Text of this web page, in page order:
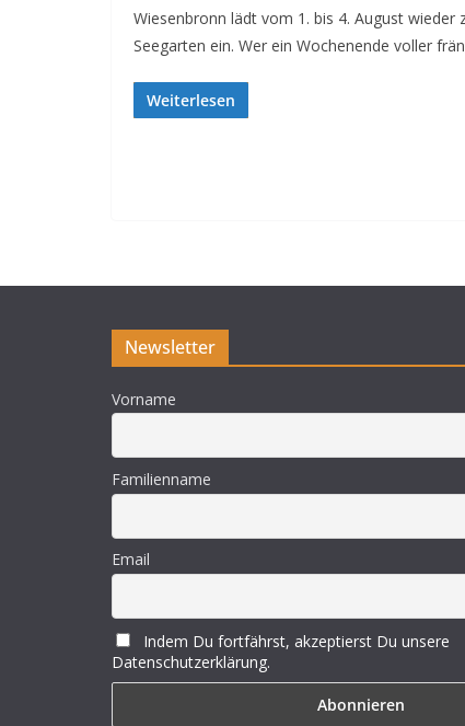
Wiesenbronn lädt vom 1. bis 4. August wieder
Seegarten ein. Wer ein Wochenende voller
Weiterlesen
Newsletter
Vorname
Familienname
Email
Indem Du fortfährst, akzeptierst Du unsere
Datenschutzerklärung.